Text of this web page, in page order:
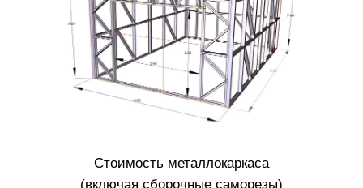
Стоимость металлокаркаса
(включая сборочные саморезы)